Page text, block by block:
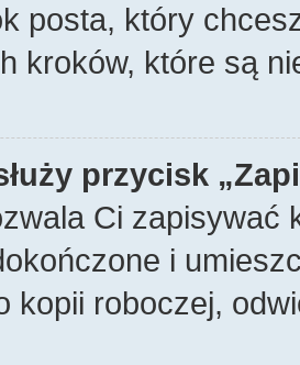
posta, który
kroków, które są
przycisk
Ci zapisywać
i
kopii roboczej,